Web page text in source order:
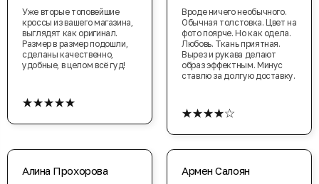
Уже вторые топовейшие
кроссы из вашего магазина,
выглядят как оригинал.
Размер в размер подошли,
сделаны качественно,
удобные, в целом всё гуд!
★★★★★
Вроде ничего необычного.
Обычная толстовка. Цвет на
фото поярче. Но как одела.
Любовь. Ткань приятная.
Вырез и рукава делают
образ эффектным. Минус
ставлю за долгую доставку.
★★★★☆
Алина Прохорова Армен Салоян